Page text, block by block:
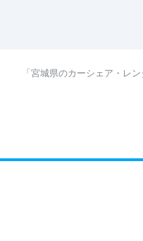
「宮城県のカーシェア・レ